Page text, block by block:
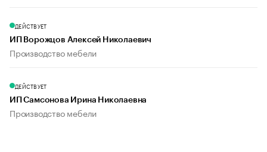
ДЕЙСТВУЕТ
ИП Ворожцов Алексей Николаевич
Производство мебели
ДЕЙСТВУЕТ
ИП Самсонова Ирина Николаевна
Производство мебели